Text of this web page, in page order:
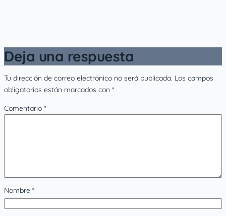
Deja una respuesta
Tu dirección de correo electrónico no será publicada. Los campos
obligatorios están marcados con *
Comentario *
Nombre *